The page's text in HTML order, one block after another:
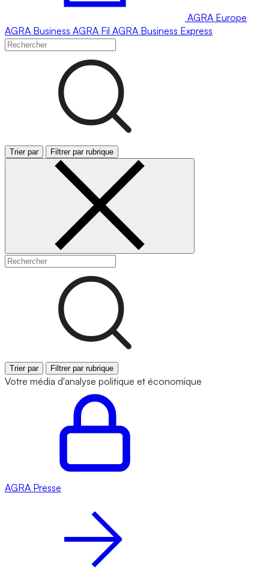
AGRA Europe
AGRA Business AGRA Fil AGRA Business Express
Trier par Filtrer par rubrique
Trier par Filtrer par rubrique
Votre média d'analyse politique et économique
AGRA Presse